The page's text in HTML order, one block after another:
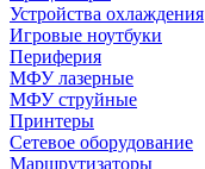
Устройства охлаждения
Игровые ноутбуки
Периферия
МФУ лазерные
МФУ струйные
Принтеры
Сетевое оборудование
Маршрутизаторы